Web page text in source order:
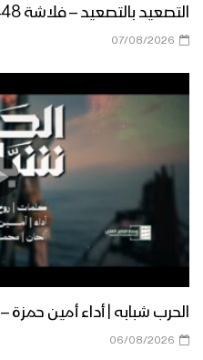
التصعيد بالتصعيد – فلاشة 1448هـ
07/08/2026
الحرب شبابه | أداء أمين حمزة – 1448هـ
06/08/2026